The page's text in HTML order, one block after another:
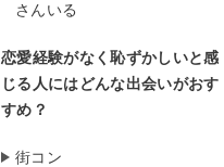
さんいる
恋愛経験がなく恥ずかしいと感
じる人にはどんな出会いがおす
すめ？
街コン